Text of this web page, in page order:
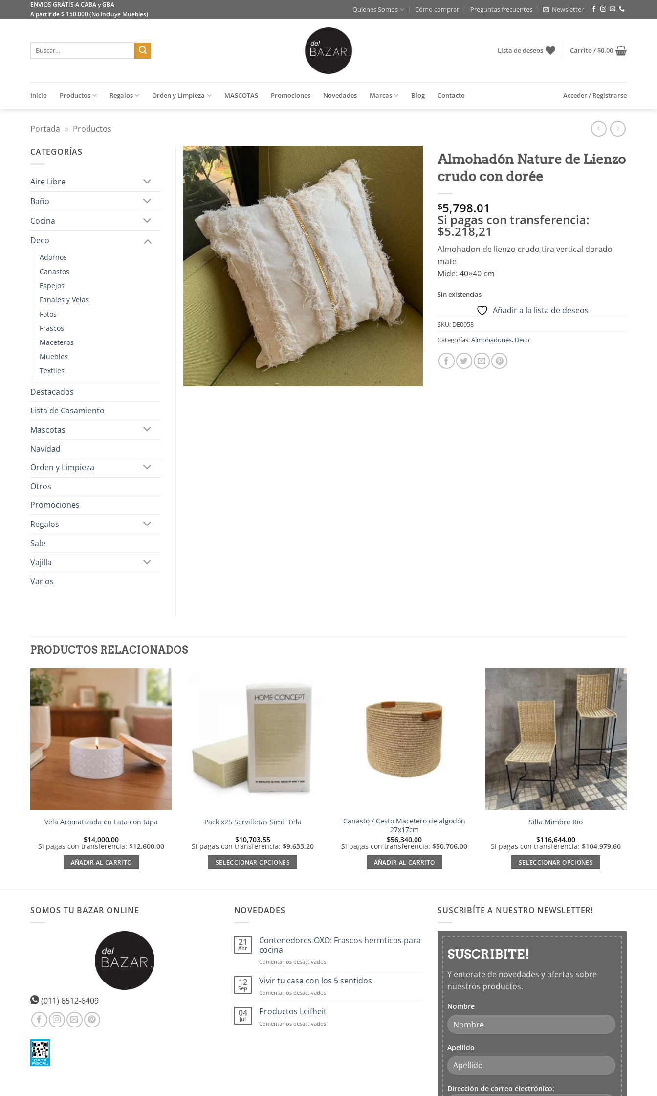
al
ENVIOS GRATIS A CABA y GBA
A partir de $ 150.000 (No incluye Muebles)
Quienes Somos Cómo comprar Preguntas frecuentes Newsletter
Buscar
Lista de deseos Carrito /$0.00
Inicio Productos Regalos Orden y Limpieza MASCOTAS Promociones Novedades Marcas Blog Contacto Acceder / Registrarse
Portada » Productos
Almohadón Nature de Lienzo
crudo con dorée
$5,798.01
Si pagas con transferencia:
$5.218,21
Almohadon de lienzo crudo tira vertical dorado
mate
Mide: 40×40 cm
Sin existencias
Añadir a la lista de deseos
SKU: DE0058
Categorías:Almohadones, Deco
CATEGORÍAS
Aire Libre
Baño
Cocina
Deco
Adornos
Canastos
Espejos
Fanales y Velas
Fotos
Frascos
Maceteros
Muebles
Textiles
Destacados
Lista de Casamiento
Mascotas
Navidad
Orden y Limpieza
Otros
Promociones
Regalos
Sale
Vajilla
Varios
PRODUCTOS RELACIONADOS
Añadir
a la
lista de
deseos
Vela Aromatizada en Lata con tapa
$14,000.00
Si pagas con transferencia: $12.600,00
AÑADIR AL CARRITO
Añadir
a la
Pack x25 Servilletas Simil Tela
$10,703.55
Si pagas con transferencia: $9.633,20
SELECCIONAR OPCIONES
múltiples
opciones
pueden
elegir
página
de
Canasto / Cesto Macetero de algodón
27x17cm
$56,340.00
Si pagas con transferencia: $50.706,00
AÑADIR AL CARRITO
Añadir
a la
lista de
deseos
Silla Mimbre Rio
$116,644.00
Si pagas con transferencia: $104.979,60
SELECCIONAR OPCIONES
múltiples
Las
elegir
producto
SOMOS TU BAZAR ONLINE
(011) 6512-6409
NOVEDADES
21
Abr
Contenedores OXO: Frascos hermticos para
cocina
Comentarios desactivadosen
OXO:
Frascos
hermticos
cocina
12
Sep
Vivir tu casa con los 5 sentidos
Comentarios desactivadosen
tu
casa
con
04
Jul
Productos Leifheit
Comentarios desactivadosen
SUSCRIBÍTE A NUESTRO NEWSLETTER!
SUSCRIBITE!
Y enterate de novedades y ofertas sobre
nuestros productos.
Nombre
Apellido
Dirección de correo electrónico: